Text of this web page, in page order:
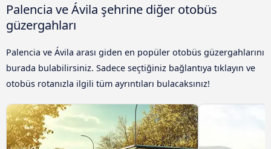
Palencia ve Ávila‎ şehrine diğer otobüs
güzergahları
Palencia ve Ávila‎ arası giden en popüler otobüs güzergahlarını
burada bulabilirsiniz. Sadece seçtiğiniz bağlantıya tıklayın ve
otobüs rotanızla ilgili tüm ayrıntıları bulacaksınız!